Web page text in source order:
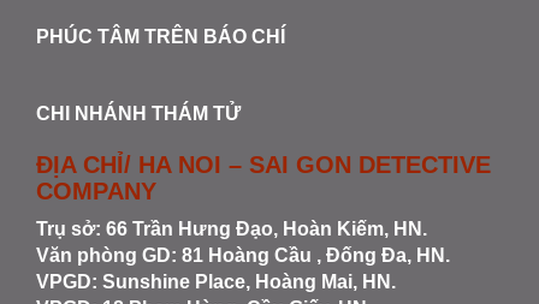
PHÚC TÂM TRÊN BÁO CHÍ
CHI NHÁNH THÁM TỬ
ĐỊA CHỈ/ HA NOI – SAI GON DETECTIVE
COMPANY
Trụ sở: 66 Trần Hưng Đạo, Hoàn Kiếm, HN.
Văn phòng GD: 81 Hoàng Cầu , Đống Đa, HN.
VPGD: Sunshine Place, Hoàng Mai, HN.